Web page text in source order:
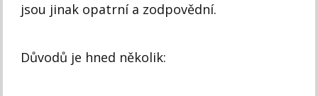
jsou jinak opatrní a zodpovědní.
Důvodů je hned několik: